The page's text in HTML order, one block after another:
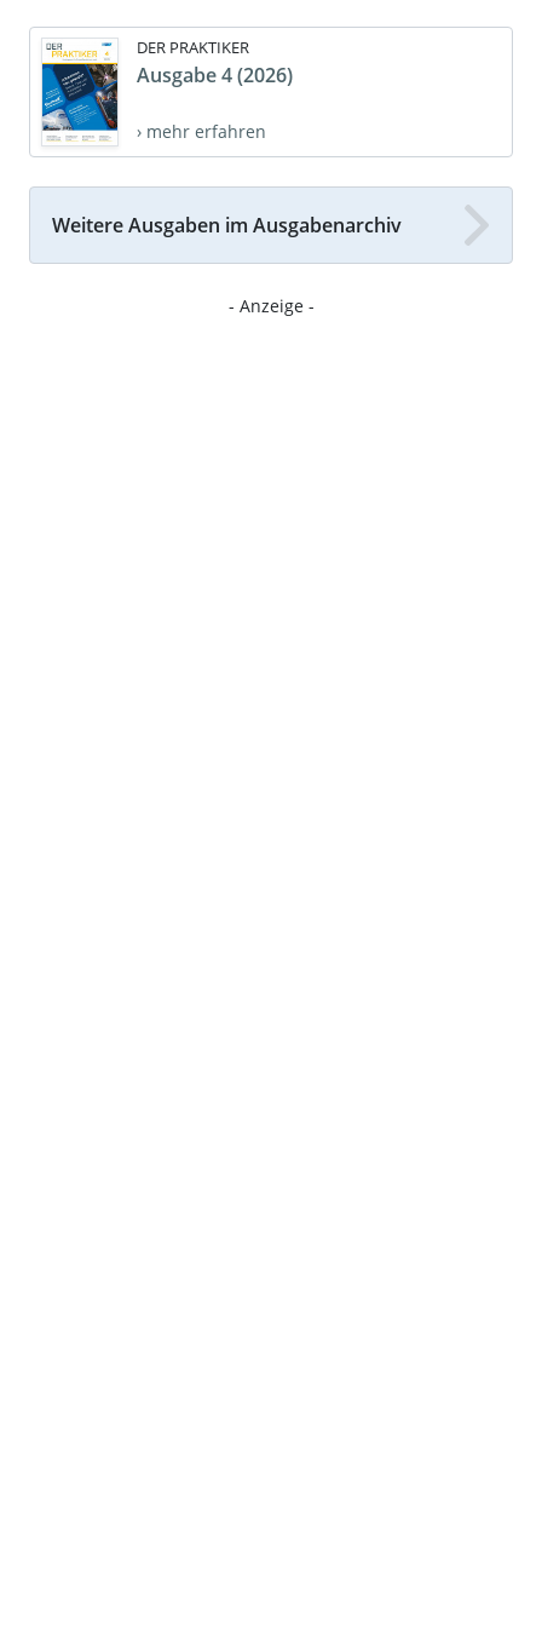
DER PRAKTIKER
Ausgabe 4 (2026)
› mehr erfahren
Weitere Ausgaben im Ausgabenarchiv
- Anzeige -